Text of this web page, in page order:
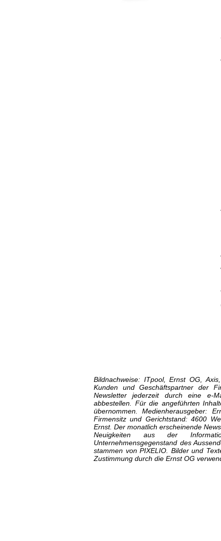
Bildnachweise: ITpool, Ernst OG,
Kunden und Geschäftspartner der
Newsletter jederzeit durch eine e-
abbestellen. Für die angeführten
übernommen. Medienherausgeber:
Firmensitz und Gerichtstand: 4600
Ernst. Der monatlich erscheinende
Neuigkeiten aus der
Unternehmensgegenstand des
stammen von PIXELIO. Bilder und
Zustimmung durch die Ernst OG